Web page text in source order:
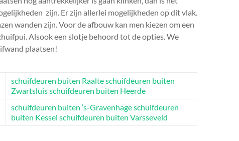
zijn. Er zijn allerlei mogelijkheden op dit vlak.
wanden zijn. Voor de afbouw kan men kiezen om een
Alsook een slotje behoord tot de opties. We
plaatsen!
schuifdeuren buiten Raalteschuifdeuren buiten
Zwartsluisschuifdeuren buiten Heerde
schuifdeuren buiten ‘s-Gravenhageschuifdeuren
buiten Kessel schuifdeuren buiten Varsseveld